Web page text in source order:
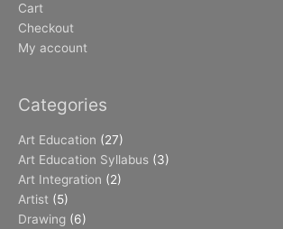
Cart
Checkout
My account
Categories
Art Education (27)
Art Education Syllabus (3)
Art Integration (2)
Artist (5)
Drawing (6)